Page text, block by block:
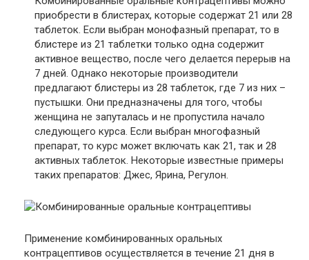
приобрести в блистерах, которые содержат 21 или 28
таблеток. Если выбран монофазный препарат, то в
блистере из 21 таблетки только одна содержит
активное вещество, после чего делается перерыв на
7 дней. Однако некоторые производители
предлагают блистеры из 28 таблеток, где 7 из них –
пустышки. Они предназначены для того, чтобы
женщина не запуталась и не пропустила начало
следующего курса. Если выбран многофазный
препарат, то курс может включать как 21, так и 28
активных таблеток. Некоторые известные примеры
таких препаратов: Джес, Ярина, Регулон.
Применение комбинированных оральных
контрацептивов осуществляется в течение 21 дня в